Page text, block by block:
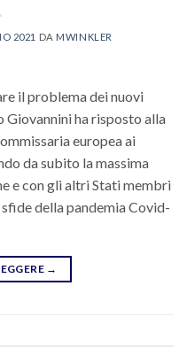
2021 DA MWINKLER
il problema dei nuovi
ha risposto alla
europea ai
da subito la massima
e con gli altri Stati membri
della pandemia Covid-
→